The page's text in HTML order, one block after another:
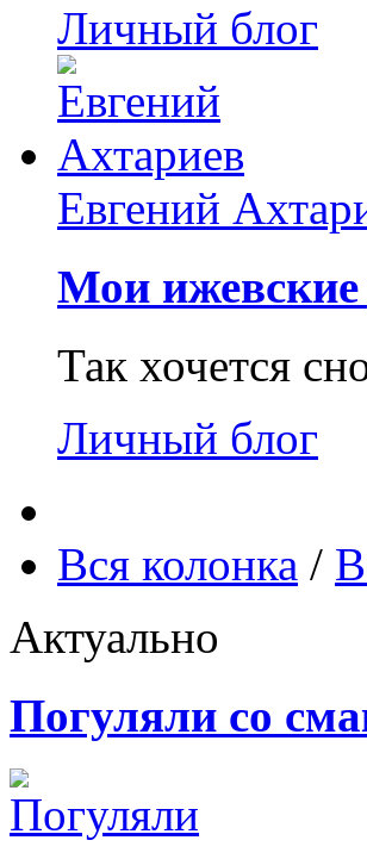
Личный блог
Евгений
Мои ижевские
Так хочется
Личный блог
Вся колонка /
Актуально
Погуляли со